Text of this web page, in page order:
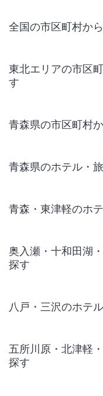
全国の市区町村か
東北エリアの市区
す
青森県の市区町村
青森県のホテル・
青森・東津軽のホ
奥入瀬・十和田湖
探す
八戸・三沢のホテ
五所川原・北津軽
探す